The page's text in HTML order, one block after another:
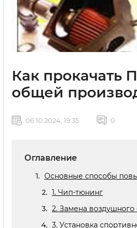
Как прокачать
общей
06 10 2024, 19:35 0
Оглавление
Основные способы
1. Чип-тюнинг
2. Замена воздушного
3. Установка